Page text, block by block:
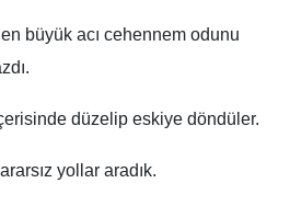
büyük acı cehennem odunu
düzelip eskiye döndüler.
yollar aradık.